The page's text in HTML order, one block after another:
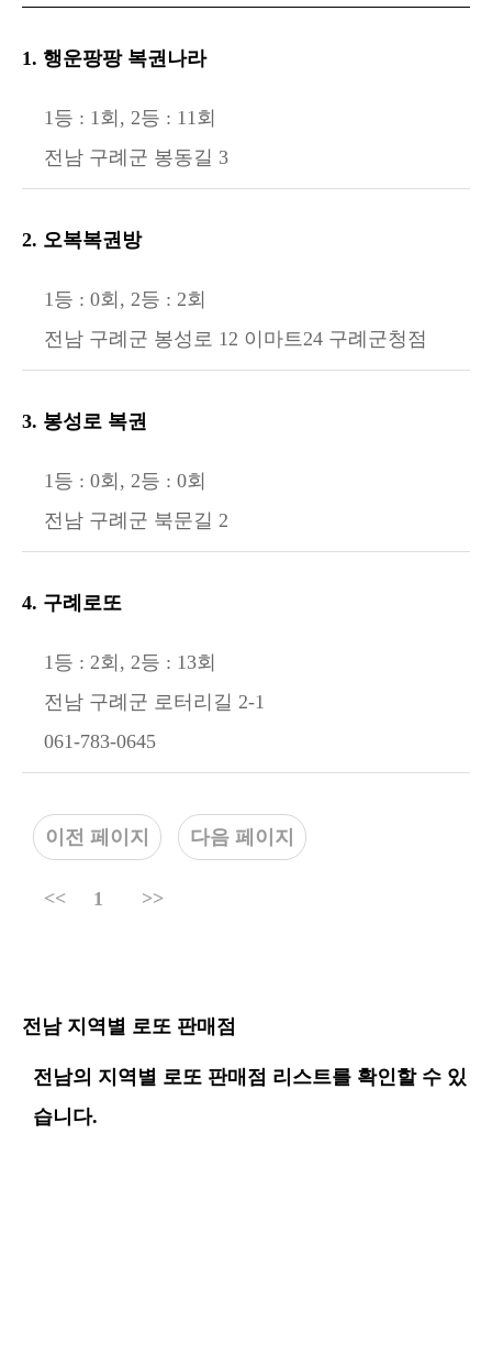
1. 행운팡팡 복권나라
1등 : 1회, 2등 : 11회
전남 구례군 봉동길 3
2. 오복복권방
1등 : 0회, 2등 : 2회
전남 구례군 봉성로 12 이마트24 구례군청점
3. 봉성로 복권
1등 : 0회, 2등 : 0회
전남 구례군 북문길 2
4. 구례로또
1등 : 2회, 2등 : 13회
전남 구례군 로터리길 2-1
061-783-0645
이전 페이지 다음 페이지
<< 1 >>
전남 지역별 로또 판매점
전남의 지역별 로또 판매점 리스트를 확인할 수 있
습니다.